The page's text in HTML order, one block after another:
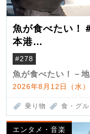
魚が食べたい！
本港
（クロマグロ）
#278
魚が食べたい！－
2026年8月12日（水
乗り物 食・グル
エンタメ・音楽